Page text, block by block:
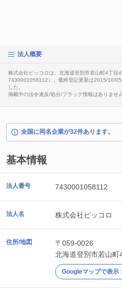
法人概要
株式会社ピッコロは、北海道登別市若山町4丁目
7430001058112）。最終登記更新は2015/10/05
した。
掲載中の法令違反/処分/ブラック情報はありません
全国に同名企業が32件あります。
基本情報
法人番号 7430001058112
法人名 株式会社ピッコロ
住所/地図
〒059-0026
北海道登別市若山町
Googleマップで表示